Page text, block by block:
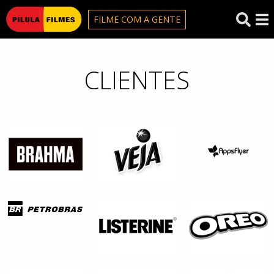
Pilula Filmes
FILME COM A GENTE
CLIENTES